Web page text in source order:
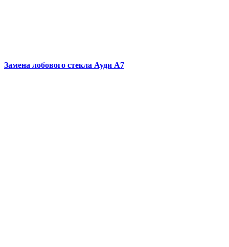
Замена лобового стекла Ауди А7